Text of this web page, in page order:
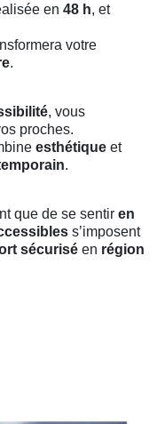
en 48 h, et
votre
.
, vous
proches.
esthétique et
.
que de se sentir en
s’imposent
sécurisé en région